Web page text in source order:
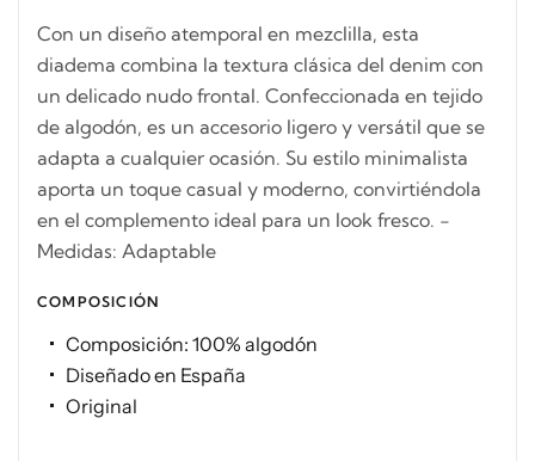
Con un diseño atemporal en mezclilla, esta
diadema combina la textura clásica del denim con
un delicado nudo frontal. Confeccionada en tejido
de algodón, es un accesorio ligero y versátil que se
adapta a cualquier ocasión. Su estilo minimalista
aporta un toque casual y moderno, convirtiéndola
en el complemento ideal para un look fresco. -
Medidas: Adaptable
COMPOSICIÓN
Composición: 100% algodón
Diseñado en España
Original